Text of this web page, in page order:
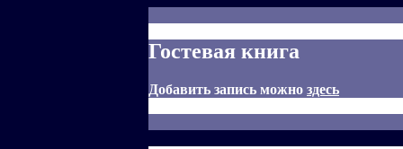
Гостевая книга
Добавить запись можно здесь